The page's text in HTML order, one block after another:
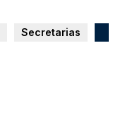
Secretarias